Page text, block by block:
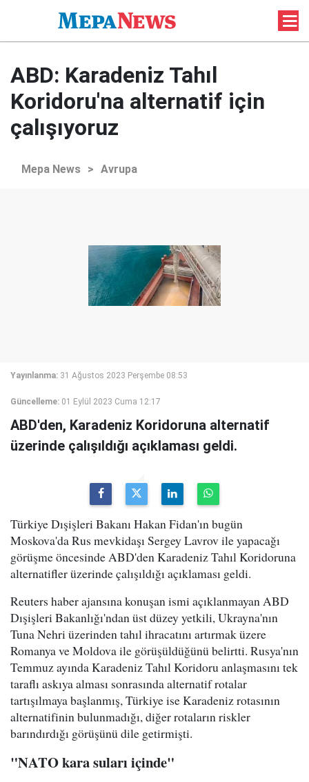
ABD: Karadeniz Tahıl
Koridoru'na alternatif için
çalışıyoruz
Mepa News > Avrupa
Yayınlanma: 31 Ağustos 2023 Perşembe 08:53
Güncelleme: 01 Eylül 2023 Cuma 12:17
ABD'den, Karadeniz Koridoruna alternatif
üzerinde çalışıldığı açıklaması geldi.
Türkiye Dışişleri Bakanı Hakan Fidan'ın bugün
Moskova'da Rus mevkidaşı Sergey Lavrov ile yapacağı
görüşme öncesinde ABD'den Karadeniz Tahıl Koridoruna
alternatifler üzerinde çalışıldığı açıklaması geldi.
Reuters haber ajansına konuşan ismi açıklanmayan ABD
Dışişleri Bakanlığı'ndan üst düzey yetkili, Ukrayna'nın
Tuna Nehri üzerinden tahıl ihracatını artırmak üzere
Romanya ve Moldova ile görüşüldüğünü belirtti. Rusya'nın
Temmuz ayında Karadeniz Tahıl Koridoru anlaşmasını tek
taraflı askıya alması sonrasında alternatif rotalar
tartışılmaya başlanmış, Türkiye ise Karadeniz rotasının
alternatifinin bulunmadığı, diğer rotaların riskler
barındırdığı görüşünü dile getirmişti.
"NATO kara suları içinde"